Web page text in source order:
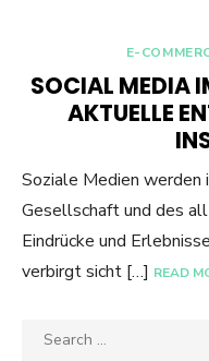
E-
SOCIAL MEDIA
AKTUELLE
Soziale Medien werden
Gesellschaft und des
Eindrücke und
verbirgt sicht […] READ
Search